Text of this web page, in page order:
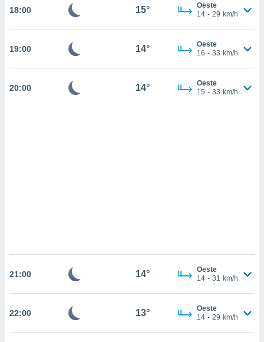
perfil
nuestra
cookies
En
18:00 15°
Oeste
14 - 29 km/h
19:00 14°
Oeste
16 - 33 km/h
20:00 14°
Oeste
15 - 33 km/h
21:00 14°
Oeste
14 - 31 km/h
22:00 13°
Oeste
14 - 29 km/h